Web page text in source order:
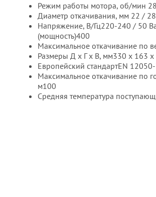
Режим работы мотора, об/мин
Диаметр откачивания, мм 22 /
Напряжение, В/Гц220-240 / 50
(мощность)400
Максимальное откачивание по
Размеры Д х Г х В, мм330 x 163 x
Европейский стандартEN
Максимальное откачивание по
м100
Средняя температура